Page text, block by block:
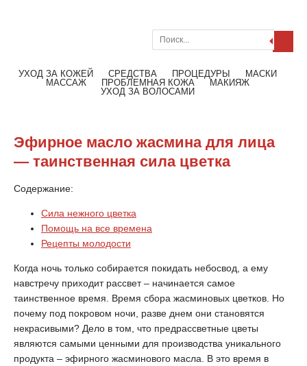
УХОД ЗА КОЖЕЙ СРЕДСТВА ПРОЦЕДУРЫ
МАСКИ
МАССАЖ
ПРОБЛЕМНАЯ КОЖА
МАКИЯЖ
УХОД ЗА ВОЛОСАМИ
Эфирное масло жасмина для лица
— таинственная сила цветка
Содержание:
Сила нежного цветка
Помощь на все времена
Рецепты молодости
Когда ночь только собирается покидать небосвод, а ему
навстречу приходит рассвет – начинается самое
таинственное время. Время сбора жасминовых цветков. Но
почему под покровом ночи, разве днем они становятся
некрасивыми? Дело в том, что предрассветные цветы
являются самыми ценными для производства уникального
продукта – эфирного жасминового масла. В это время в